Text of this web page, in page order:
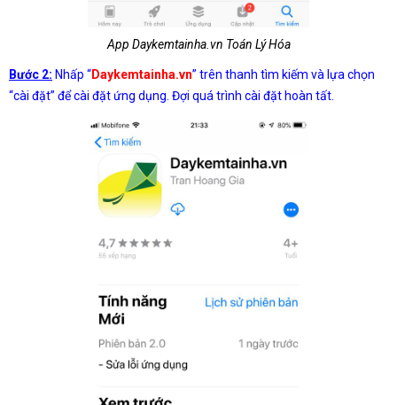
App Daykemtainha.vn Toán Lý Hóa
Bước 2: Nhấp “Daykemtainha.vn” trên thanh tìm kiếm và lựa chọn
“cài đặt” để cài đặt ứng dụng. Đợi quá trình cài đặt hoàn tất.